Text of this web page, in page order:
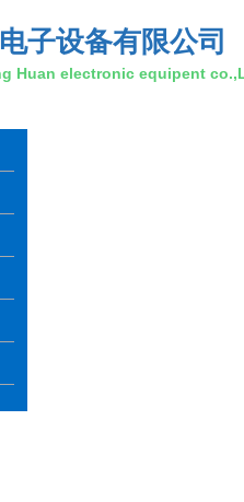
子设备有限公司
Huan electronic equipent